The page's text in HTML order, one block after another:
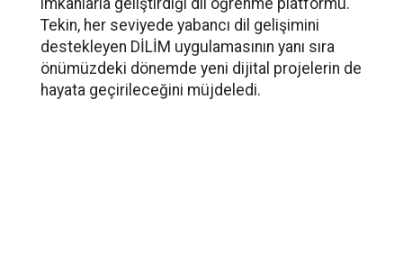
Tekin, her seviyede yabancı dil gelişimini
destekleyen DİLİM uygulamasının yanı sıra
önümüzdeki dönemde yeni dijital projelerin de
hayata geçirileceğini müjdeledi.